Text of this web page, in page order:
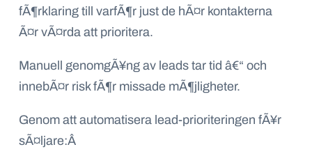
fÃ¶rklaring till varfÃ¶r just de hÃ¤r kontakterna
Ã¤r vÃ¤rda att prioritera.
Manuell genomgÃ¥ng av leads tar tid â€“ och
innebÃ¤r risk fÃ¶r missade mÃ¶jligheter.
Genom att automatisera lead-prioriteringen fÃ¥r
sÃ¤ljare:Â